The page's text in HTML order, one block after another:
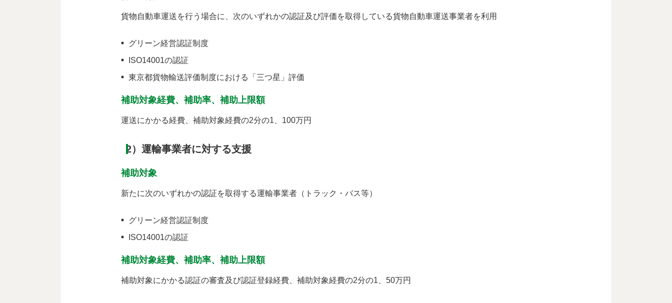
貨物自動車運送を行う場合に、次のいずれかの認証及び評価を取得している貨物自動車運送事業者を利用
グリーン経営認証制度
ISO14001の認証
東京都貨物輸送評価制度における「三つ星」評価
補助対象経費、補助率、補助上限額
運送にかかる経費、補助対象経費の2分の1、100万円
2）運輸事業者に対する支援
補助対象
新たに次のいずれかの認証を取得する運輸事業者（トラック・バス等）
グリーン経営認証制度
ISO14001の認証
補助対象経費、補助率、補助上限額
補助対象にかかる認証の審査及び認証登録経費、補助対象経費の2分の1、50万円